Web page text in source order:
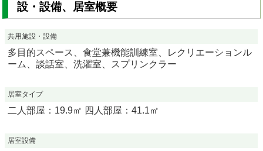
設・設備、居室概要
共用施設・設備
多目的スペース、食堂兼機能訓練室、レクリエーションル
ーム、談話室、洗濯室、スプリンクラー
居室タイプ
二人部屋：19.9㎡ 四人部屋：41.1㎡
居室設備